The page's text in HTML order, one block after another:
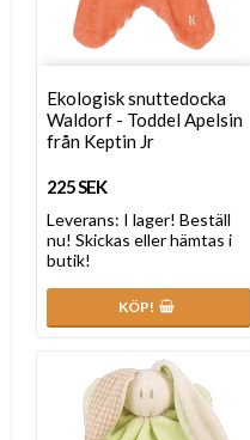
Ekologisk snuttedocka
Waldorf - Toddel Apelsin
från Keptin Jr
225 SEK
Leverans: I lager! Beställ
nu! Skickas eller hämtas i
butik!
KÖP!